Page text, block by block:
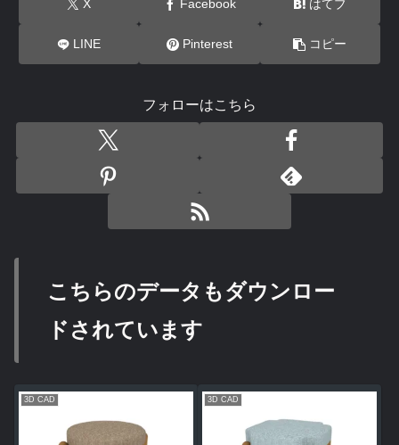
X Facebook はてブ
LINE Pinterest コピー
フォローはこちら
こちらのデータもダウンロー
ドされています
3D CAD 3D CAD